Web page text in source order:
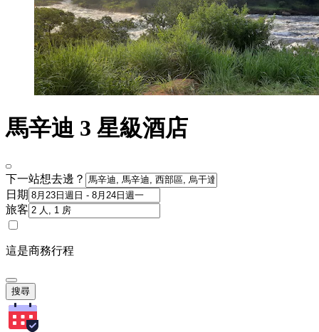
馬辛迪 3 星級酒店
下一站想去邊？
日期
旅客
這是商務行程
搜尋